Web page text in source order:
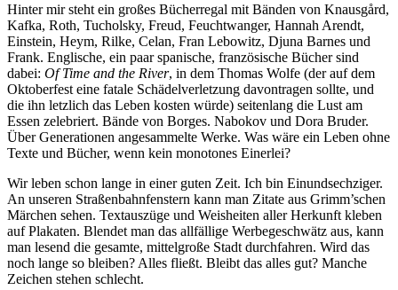
Hinter mir steht ein großes Bücherregal mit Bänden von Knausgård,
Kafka, Roth, Tucholsky, Freud, Feuchtwanger, Hannah Arendt,
Einstein, Heym, Rilke, Celan, Fran Lebowitz, Djuna Barnes und
Frank. Englische, ein paar spanische, französische Bücher sind
dabei: Of Time and the River, in dem Thomas Wolfe (der auf dem
Oktoberfest eine fatale Schädelverletzung davontragen sollte, und
die ihn letzlich das Leben kosten würde) seitenlang die Lust am
Essen zelebriert. Bände von Borges. Nabokov und Dora Bruder.
Über Generationen angesammelte Werke. Was wäre ein Leben ohne
Texte und Bücher, wenn kein monotones Einerlei?
Wir leben schon lange in einer guten Zeit. Ich bin Einundsechziger.
An unseren Straßenbahnfenstern kann man Zitate aus Grimm’schen
Märchen sehen. Textauszüge und Weisheiten aller Herkunft kleben
auf Plakaten. Blendet man das allfällige Werbegeschwätz aus, kann
man lesend die gesamte, mittelgroße Stadt durchfahren. Wird das
noch lange so bleiben? Alles fließt. Bleibt das alles gut? Manche
Zeichen stehen schlecht.